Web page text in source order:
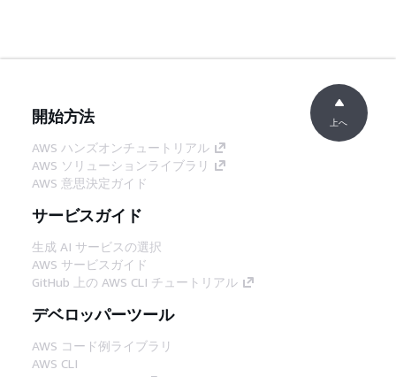
開始方法
AWS ハンズオンチュートリアル
AWS ソリューションライブラリ
AWS 意思決定ガイド
サービスガイド
生成 AI サービスの選択
AWS サービスガイド
GitHub 上の AWS CLI チュートリアル
デベロッパーツール
AWS コード例ライブラリ
AWS CLI
上へ